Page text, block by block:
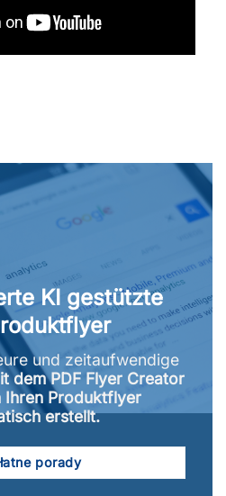
KI gestützte
und zeitaufwendige
dem PDF Flyer Creator
Ihren Produktflyer
erstellt.
porady